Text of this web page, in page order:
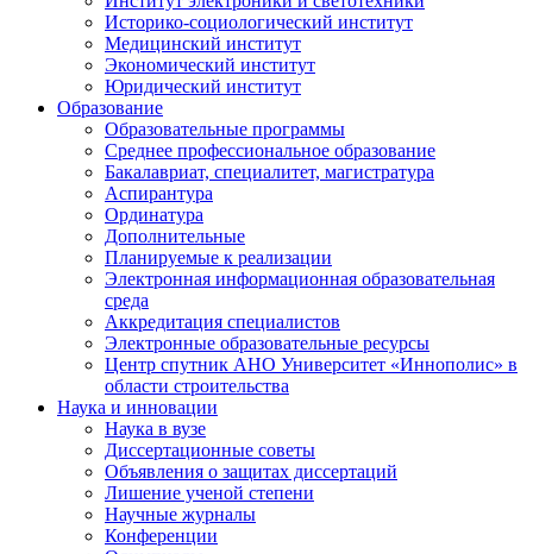
Историко-социологический институт
Медицинский институт
Экономический институт
Юридический институт
Образование
Образовательные программы
Среднее профессиональное образование
Бакалавриат, специалитет, магистратура
Аспирантура
Ординатура
Дополнительные
Планируемые к реализации
Электронная информационная образовательная
среда
Аккредитация специалистов
Электронные образовательные ресурсы
Центр спутник АНО Университет «Иннополис» в
области строительства
Наука и инновации
Наука в вузе
Диссертационные советы
Объявления о защитах диссертаций
Лишение ученой степени
Научные журналы
Конференции